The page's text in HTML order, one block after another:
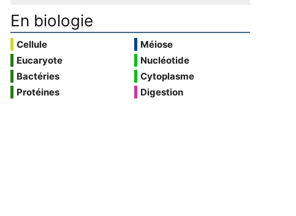
En biologie
Cellule
Eucaryote
Bactéries
Protéines
Méiose
Nucléotide
Cytoplasme
Digestion